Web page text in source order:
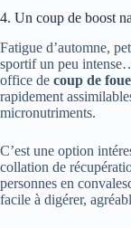
4. Un coup de boost
Fatigue d’automne,
sportif un peu
office de coup de
rapidement
micronutriments.
C’est une option
collation de
personnes en
facile à digérer,